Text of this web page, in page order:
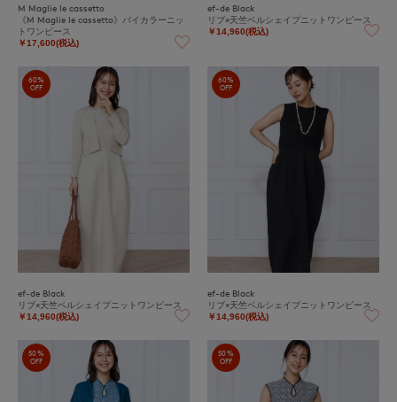
M Maglie le cassetto
《M Maglie le cassetto》バイカラーニッ
トワンピース
￥17,600(税込)
ef-de Black
リブ×天竺ベルシェイプニットワンピース
￥14,960(税込)
60%
OFF
ef-de Black
リブ×天竺ベルシェイプニットワンピース
￥14,960(税込)
60%
OFF
ef-de Black
リブ×天竺ベルシェイプニットワンピース
￥14,960(税込)
50%
OFF
50%
OFF